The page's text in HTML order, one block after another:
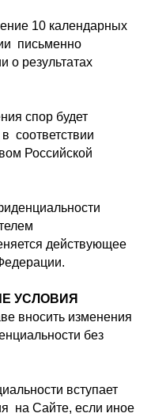
10 календарных
письменно
о результатах
спор будет
соответствии
Российской
действующее
УСЛОВИЯ
вносить изменения
без
вступает
на Сайте, если иное